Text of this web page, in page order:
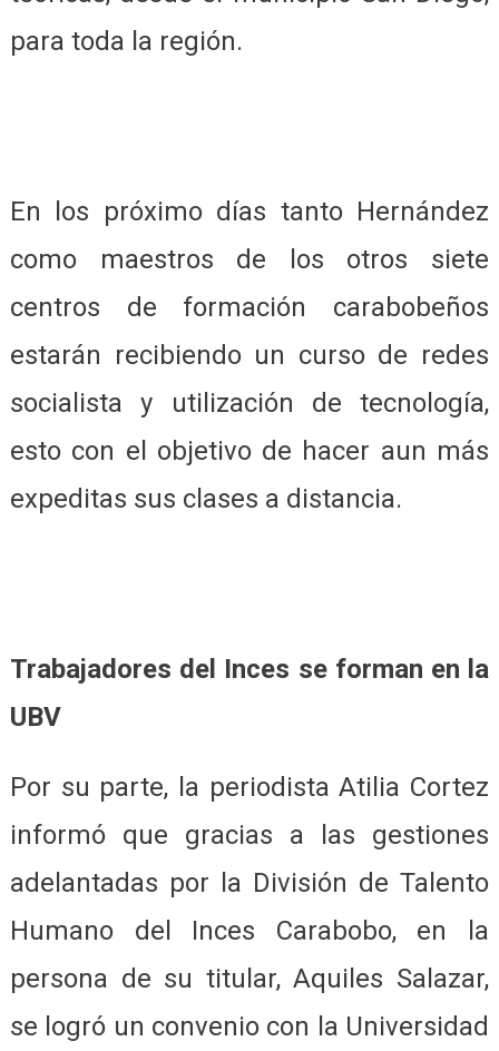
para toda la región.
En los próximo días tanto Hernández
como maestros de los otros siete
centros de formación carabobeños
estarán recibiendo un curso de redes
socialista y utilización de tecnología,
esto con el objetivo de hacer aun más
expeditas sus clases a distancia.
Trabajadores del Inces se forman en la
UBV
Por su parte, la periodista Atilia Cortez
informó que gracias a las gestiones
adelantadas por la División de Talento
Humano del Inces Carabobo, en la
persona de su titular, Aquiles Salazar,
se logró un convenio con la Universidad